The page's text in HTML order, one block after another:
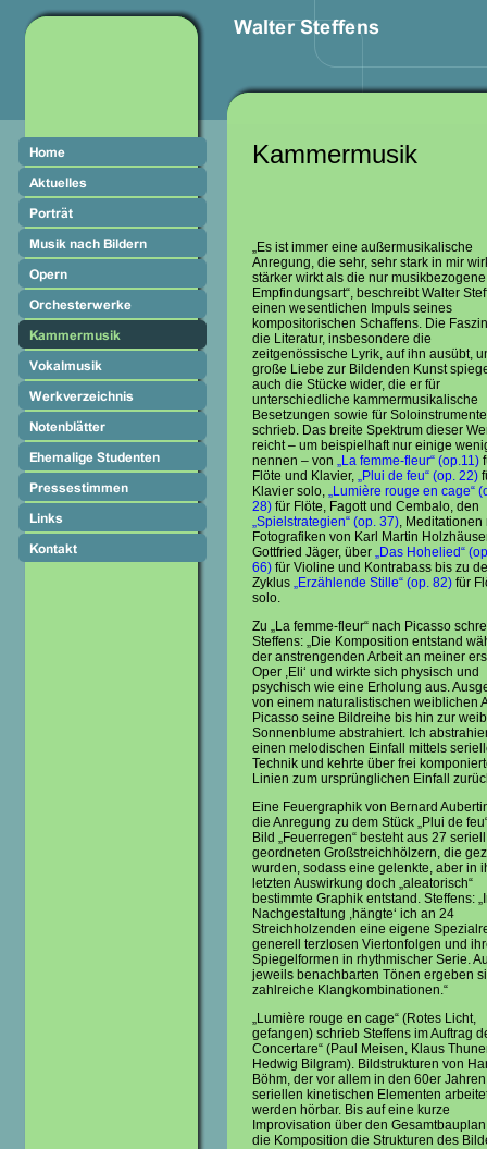
Kammermusik
„Es ist immer eine außermusikalische
Anregung, die sehr, sehr stark in mir
stärker wirkt als die nur musikbezogene
Empfindungsart“, beschreibt Walter
einen wesentlichen Impuls seines
kompositorischen Schaffens. Die
die Literatur, insbesondere die
zeitgenössische Lyrik, auf ihn ausübt,
große Liebe zur Bildenden Kunst
auch die Stücke wider, die er für
unterschiedliche kammermusikalische
Besetzungen sowie für Soloinstrumente
schrieb. Das breite Spektrum dieser
reicht – um beispielhaft nur einige
nennen – von „La femme-fleur“ (op.11)
Flöte und Klavier, „Plui de feu“ (op. 22)
Klavier solo, „Lumière rouge en cage“
28) für Flöte, Fagott und Cembalo, den
„Spielstrategien“ (op. 37), Meditationen
Fotografiken von Karl Martin
Gottfried Jäger, über „Das Hohelied“
66) für Violine und Kontrabass bis zu
Zyklus „Erzählende Stille“ (op. 82) für
solo.
Zu „La femme-fleur“ nach Picasso
Steffens: „Die Komposition entstand
der anstrengenden Arbeit an meiner
Oper ,Eli‘ und wirkte sich physisch und
psychisch wie eine Erholung aus.
von einem naturalistischen weiblichen
Picasso seine Bildreihe bis hin zur
Sonnenblume abstrahiert. Ich
einen melodischen Einfall mittels
Technik und kehrte über frei
Linien zum ursprünglichen Einfall
Eine Feuergraphik von Bernard
die Anregung zu dem Stück „Plui de
Bild „Feuerregen“ besteht aus 27 seriell
geordneten Großstreichhölzern, die
wurden, sodass eine gelenkte, aber in
letzten Auswirkung doch „aleatorisch“
bestimmte Graphik entstand. Steffens:
Nachgestaltung ,hängte‘ ich an 24
Streichholzenden eine eigene
generell terzlosen Viertonfolgen und
Spiegelformen in rhythmischer Serie.
jeweils benachbarten Tönen ergeben
zahlreiche Klangkombinationen.“
„Lumière rouge en cage“ (Rotes Licht,
gefangen) schrieb Steffens im Auftrag
Concertare“ (Paul Meisen, Klaus
Hedwig Bilgram). Bildstrukturen von
Böhm, der vor allem in den 60er
seriellen kinetischen Elementen
werden hörbar. Bis auf eine kurze
Improvisation über den
die Komposition die Strukturen des